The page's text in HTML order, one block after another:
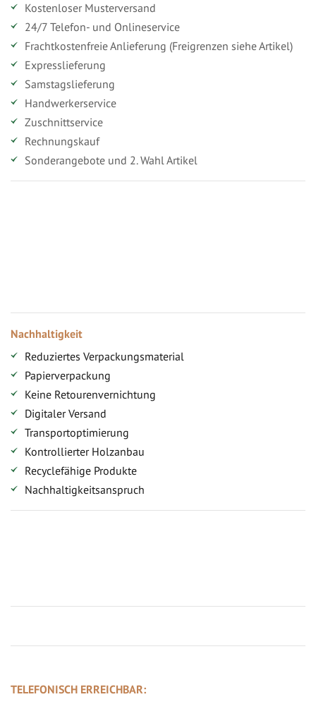
Kostenloser Musterversand
24/7 Telefon- und Onlineservice
Frachtkostenfreie Anlieferung (Freigrenzen siehe Artikel)
Expresslieferung
Samstagslieferung
Handwerkerservice
Zuschnittservice
Rechnungskauf
Sonderangebote und 2. Wahl Artikel
Nachhaltigkeit
Reduziertes Verpackungsmaterial
Papierverpackung
Keine Retourenvernichtung
Digitaler Versand
Transportoptimierung
Kontrollierter Holzanbau
Recyclefähige Produkte
Nachhaltigkeitsanspruch
TELEFONISCH ERREICHBAR: